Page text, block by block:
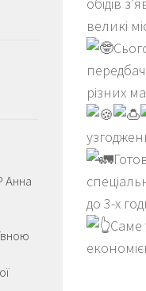
великі
різних
до 3-х
Саме
Анна